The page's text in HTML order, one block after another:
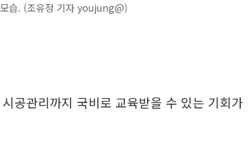
습. (조유정 기자 youjung@)
공관리까지 국비로 교육받을 수 있는 기회가